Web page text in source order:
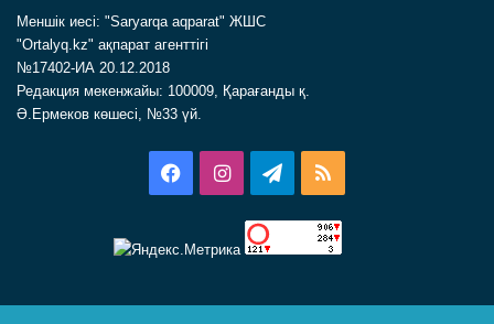
Меншік иесі: "Saryarqa aqparat" ЖШС
"Ortalyq.kz" ақпарат агенттігі
№17402-ИА 20.12.2018
Редакция мекенжайы: 100009, Қарағанды қ.
Ә.Ермеков көшесі, №33 үй.
FacebookInstagramTelegram